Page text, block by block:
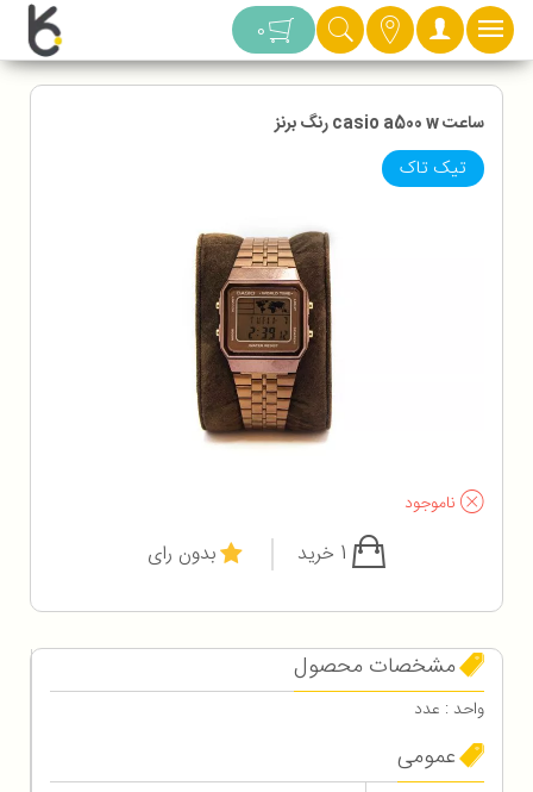
دسته بندی 0
ساعت casio a500 w رنگ برنز
تیک تاک
ناموجود
بدون رای
مشخصات محصول
واحد : عدد
عمومی